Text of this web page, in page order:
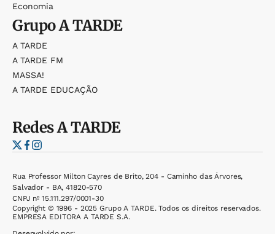
Economia
GrupoA TARDE
A TARDE
A TARDE FM
MASSA!
A TARDE EDUCAÇÃO
RedesA TARDE
Rua Professor Milton Cayres de Brito, 204 - Caminho das Árvores,
Salvador - BA, 41820-570
CNPJ nº 15.111.297/0001-30
Copyright © 1996 - 2025 Grupo A TARDE. Todos os direitos reservados.
EMPRESA EDITORA A TARDE S.A.